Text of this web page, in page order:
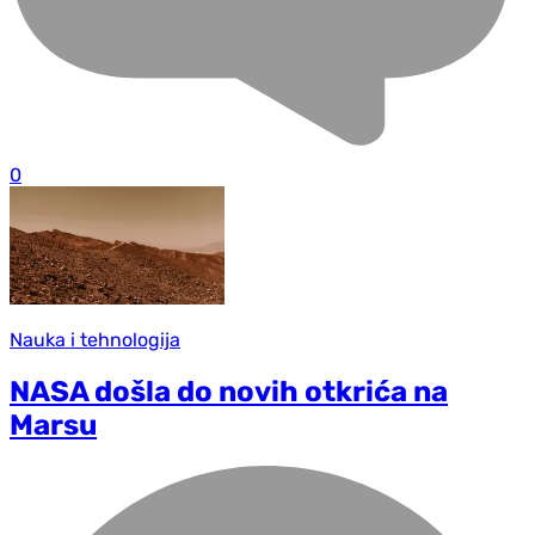
0
Nauka i tehnologija
NASA došla do novih otkrića na
Marsu